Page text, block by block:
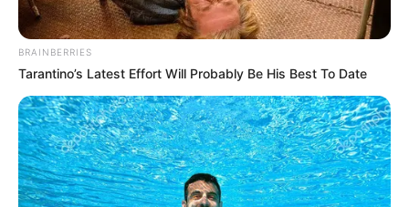
Βίντεο ντοκουμέντο: Έφηβοι έβαλαν
φωτιά σε δάσος στα Βριλήσσια
Σκιάθος: 15χρονος κατήγγειλε 17χρονο
για σεξουαλική κακοποίηση – Τον
BRAINBERRIES
Tarantino’s Latest Effort Will Probably Be His Best To Date